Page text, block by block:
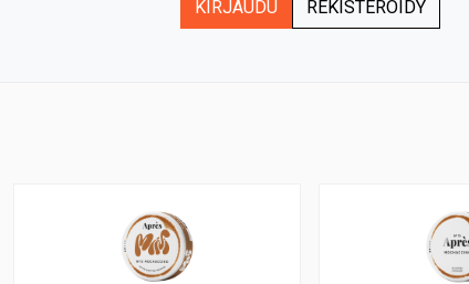
KIRJAUDU REKISTERÖIDY